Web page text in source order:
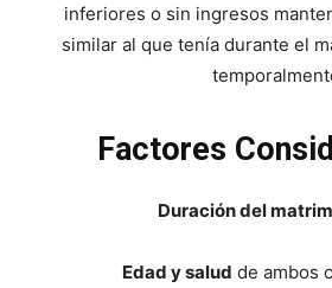
inferiores o sin ingresos
similar al que tenía durante el
Factores
Duración del
Edad y salud de ambos